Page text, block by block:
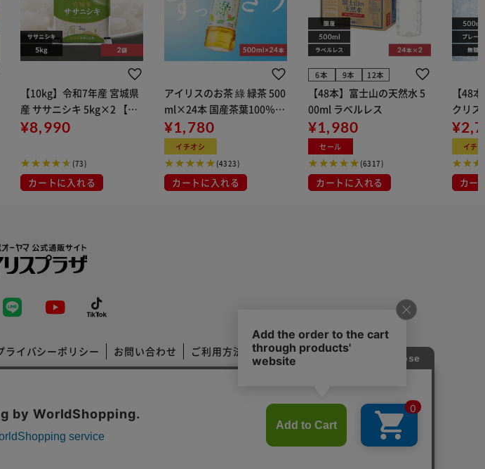
【10kg】令和7年産 宮城県
産 ササニシキ 5kg×2 【時
間指定不可】【代引き不
¥8,990
(73)
カートに入れる
アイリスのお茶 綠 緑茶 500
ml×24本 国産茶葉100％使
用
¥1,780
イチオシ
(4323)
カートに入れる
6本 9本 12本
【48本】富士山の天然水 5
00ml ラベルレス
¥1,980
セール
(6317)
カートに入れる
【48
クリス
ン
イチ
カー
ライバシーポリシー お問い合わせ ご利用方法 ご利用規約